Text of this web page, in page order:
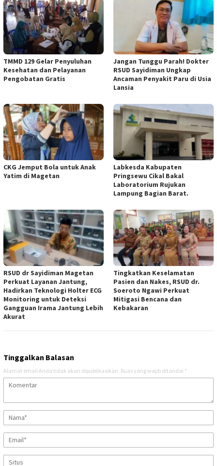
TMMD 129 Gelar Penyuluhan
Kesehatan dan Pelayanan
Pengobatan Gratis
Jangan Tunggu Parah! Dokter
RSUD Sayidiman Ungkap
Ancaman Penyakit Paru di Usia
Lansia
CKG Jemput Bola untuk Anak
Yatim di Magetan
Labkesda Kabupaten
Pringsewu Cikal Bakal
Laboratorium Rujukan
Lampung Bagian Barat.
RSUD dr Sayidiman Magetan
Perkuat Layanan Jantung,
Hadirkan Teknologi Holter ECG
Monitoring untuk Deteksi
Gangguan Irama Jantung Lebih
Akurat
Tingkatkan Keselamatan
Pasien dan Nakes, RSUD dr.
Soeroto Ngawi Perkuat
Mitigasi Bencana dan
Kebakaran
Tinggalkan Balasan
Alamat email Anda tidak akan dipublikasikan. Ruas yang wajib ditandai *